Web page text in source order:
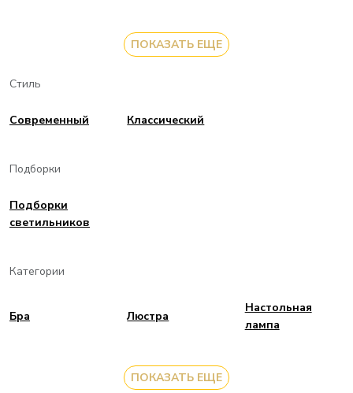
ПОКАЗАТЬ ЕЩЕ
Стиль
Современный Классический
Подборки
Подборки
светильников
Категории
Бра Люстра
Настольная
лампа
ПОКАЗАТЬ ЕЩЕ